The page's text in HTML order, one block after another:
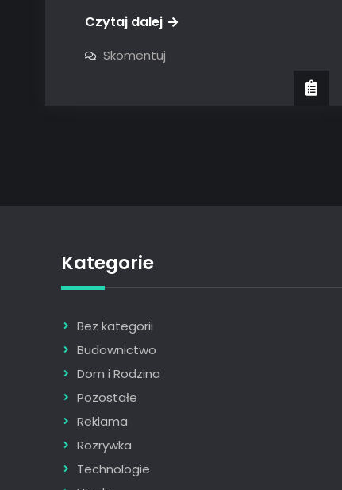
Czytaj dalej
Skomentuj
Kategorie
Bez kategorii
Budownictwo
Dom i Rodzina
Pozostałe
Reklama
Rozrywka
Technologie